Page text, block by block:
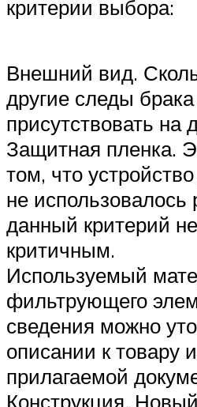
критерии выбора:
Внешний вид.
другие следы
присутствовать на
Защитная пленка.
том, что
не использовалось
данный критерий
критичным.
Используемый
фильтрующего
сведения можно
описании к товару
прилагаемой
Конструкция.